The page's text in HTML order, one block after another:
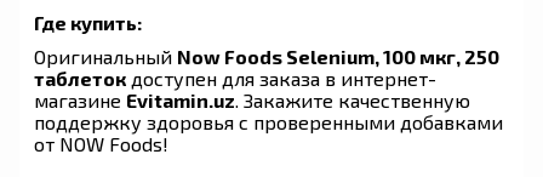
Где купить:
Оригинальный Now Foods Selenium, 100 мкг, 250
таблеток доступен для заказа в интернет-
магазине Evitamin.uz . Закажите качественную
поддержку здоровья с проверенными добавками
от NOW Foods!